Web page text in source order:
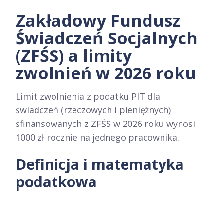
Zakładowy Fundusz
Świadczeń Socjalnych
(ZFŚS) a limity
zwolnień w 2026 roku
Limit zwolnienia z podatku PIT dla
świadczeń (rzeczowych i pieniężnych)
sfinansowanych z ZFŚS w 2026 roku wynosi
1000 zł rocznie na jednego pracownika.
Definicja i matematyka
podatkowa